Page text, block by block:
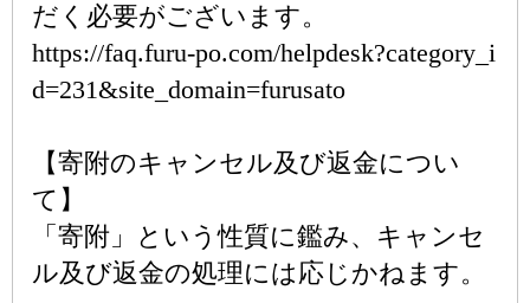
だく必要がございます。
https://faq.furu-po.com/helpdesk?category_i
d=231&site_domain=furusato
【寄附のキャンセル及び返金につい
て】
「寄附」という性質に鑑み、キャンセ
ル及び返金の処理には応じかねます。